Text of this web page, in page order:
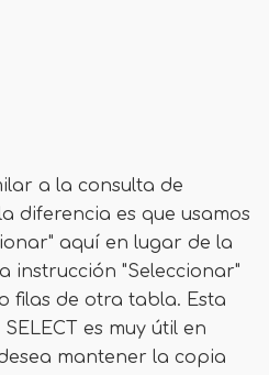
a la consulta de
diferencia es que usamos
aquí en lugar de la
instrucción "Seleccionar"
filas de otra tabla. Esta
es muy útil en
mantener la copia